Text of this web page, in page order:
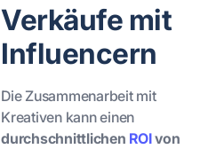
Verkäufe mit
Influencern
Die Zusammenarbeit mit
Kreativen kann einen
durchschnittlichen ROIvon